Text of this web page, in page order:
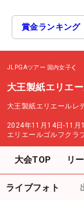
賞金ランキング
JLPGAツアー 国内女子
大王製紙エリエ
大王製紙エリエールレ
2024年11月14日-11月
エリエールゴルフクラ
大会TOP リ
ライブフォト